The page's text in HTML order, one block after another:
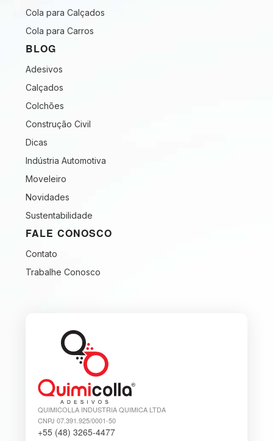
Cola para Calçados
Cola para Carros
BLOG
Adesivos
Calçados
Colchões
Construção Civil
Dicas
Indústria Automotiva
Moveleiro
Novidades
Sustentabilidade
FALE CONOSCO
Contato
Trabalhe Conosco
QUIMICOLLA INDUSTRIA QUIMICA LTDA
CNPJ 07.391.925/0001-50
+55 (48) 3265-4477